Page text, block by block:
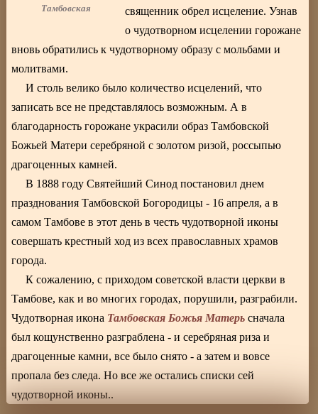
Тамбовская
священник обрел исцеление. Узнав
о чудотворном исцелении горожане
вновь обратились к чудотворному образу с мольбами и
молитвами.
И столь велико было количество исцелений, что
записать все не представлялось возможным. А в
благодарность горожане украсили образ Тамбовской
Божьей Матери серебряной с золотом ризой, россыпью
драгоценных камней.
В 1888 году Святейший Синод постановил днем
празднования Тамбовской Богородицы - 16 апреля, а в
самом Тамбове в этот день в честь чудотворной иконы
совершать крестный ход из всех православных храмов
города.
К сожалению, с приходом советской власти церкви в
Тамбове, как и во многих городах, порушили, разграбили.
Чудотворная икона Тамбовская Божья Матерь сначала
был кощунственно разграблена - и серебряная риза и
драгоценные камни, все было снято - а затем и вовсе
пропала без следа. Но все же остались списки сей
чудотворной иконы..